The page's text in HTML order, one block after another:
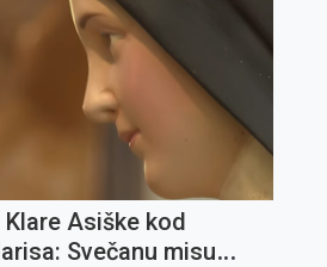
Asiške kod
Svečanu misu